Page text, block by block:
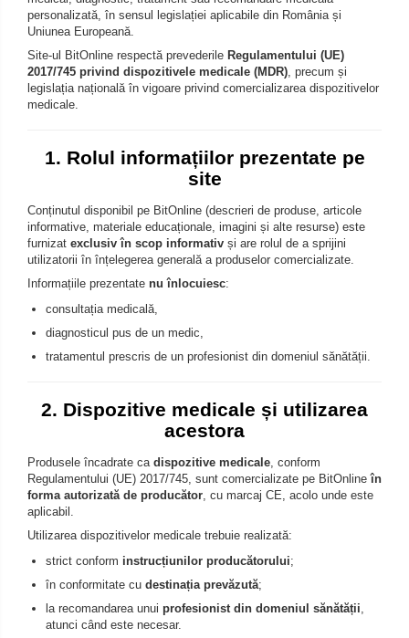
Pulsoximetre
Pulsoximetre de deget
Pulsoximetre profesionale
Accesorii
Stetoscoape
Spirometre portabile
Accesorii spirometre
Consumabile medicale
Placi de par
Uscatoare si perii electrice
Uscatoare
Perii electrice
Diverse
personalizată, în sensul legislației aplicabile din România și
Uniunea Europeană.
Site-ul BitOnline respectă prevederile Regulamentului (UE)
2017/745 privind dispozitivele medicale (MDR), precum și
legislația națională în vigoare privind comercializarea dispozitivelor
medicale.
1. Rolul informațiilor prezentate pe
site
Conținutul disponibil pe BitOnline (descrieri de produse, articole
informative, materiale educaționale, imagini și alte resurse) este
furnizat exclusiv în scop informativ și are rolul de a sprijini
utilizatorii în înțelegerea generală a produselor comercializate.
Informațiile prezentate nu înlocuiesc:
consultația medicală,
diagnosticul pus de un medic,
tratamentul prescris de un profesionist din domeniul sănătății.
2. Dispozitive medicale și utilizarea
acestora
Produsele încadrate ca dispozitive medicale, conform
Regulamentului (UE) 2017/745, sunt comercializate pe BitOnlineîn
forma autorizată de producător, cu marcaj CE, acolo unde este
aplicabil.
Utilizarea dispozitivelor medicale trebuie realizată:
strict conform instrucțiunilor producătorului;
în conformitate cu destinația prevăzută;
la recomandarea unui profesionist din domeniul sănătății,
atunci când este necesar.